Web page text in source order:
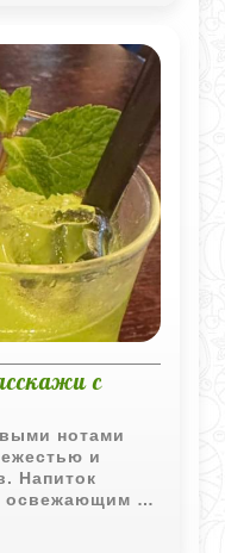
с
нотами
и
Напиток
освежающим и
голубому